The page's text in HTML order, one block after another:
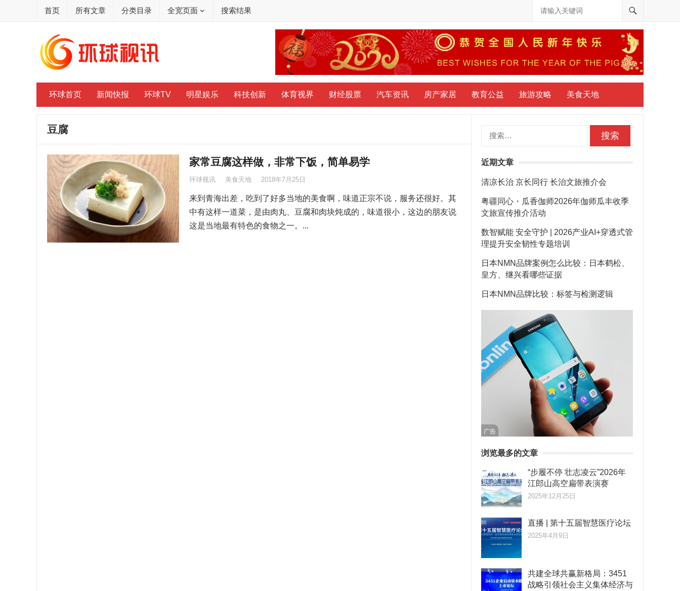
首页 所有文章 分类目录 全宽页面 搜索结果
环球首页 新闻快报 环球TV 明星娱乐 科技创新 体育视界 财经股票 汽车资讯 房产家居 教育公益 旅游攻略 美食天地
豆腐
家常豆腐这样做，非常下饭，简单易学
环球视讯 美食天地 2018年7月25日
来到青海出差，吃到了好多当地的美食啊，味道正宗不说，服务还很好。其
中有这样一道菜，是由肉丸、豆腐和肉块炖成的，味道很小，这边的朋友说
这是当地最有特色的食物之一。...
近期文章
清凉长治 京长同行 长治文旅推介会
粤疆同心・瓜香伽师2026年伽师瓜丰收季
文旅宣传推介活动
数智赋能 安全守护 | 2026产业AI+穿透式管
理提升安全韧性专题培训
日本NMN品牌案例怎么比较：日本鹤松、
皇方、继兴看哪些证据
日本NMN品牌比较：标签与检测逻辑
广告
浏览最多的文章
“步履不停 壮志凌云”2026年
江郎山高空扁带表演赛
2025年12月25日
直播 | 第十五届智慧医疗论坛
2025年4月9日
共建全球共赢新格局：3451
战略引领社会主义集体经济与